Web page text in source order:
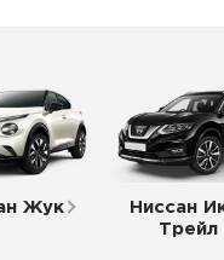
Жук
Ниссан
Трейл